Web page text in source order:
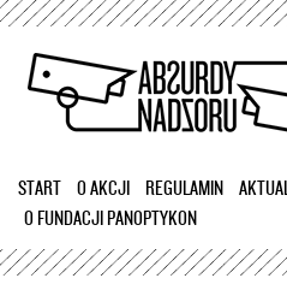
Przejdź
treści
START O AKCJI REGULAMIN
O FUNDACJI PANOPTYKON